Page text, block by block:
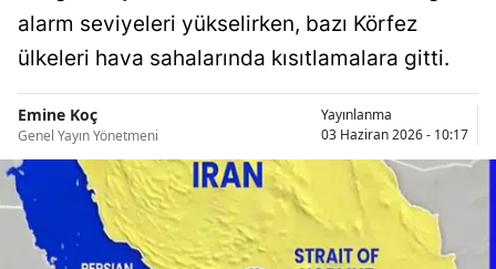
Bitlis
Bursa
Çanakkale
Çankırı
alarm seviyeleri yükselirken, bazı Körfez
ülkeleri hava sahalarında kısıtlamalara gitti.
Emine Koç
Genel Yayın Yönetmeni
Yayınlanma
03 Haziran 2026 - 10:17